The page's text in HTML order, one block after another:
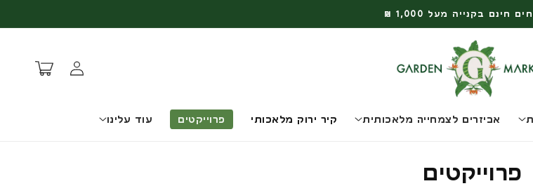
חינם בקנייה מעל 1,000 ₪
אביזרים לצמחייה מלאכותית קיר ירוק מלאכותי פרוייקטים עוד עלינו
התחברות
עגלת
קניות
פרוייקטים